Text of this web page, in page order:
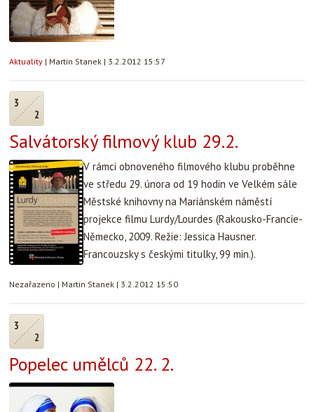
Aktuality | Martin Stanek | 3.2.2012 15:57
3
2
Salvátorský filmový klub 29.2.
V rámci obnoveného filmového klubu proběhne
ve středu 29. února od 19 hodin ve Velkém sále
Městské knihovny na Mariánském náměstí
projekce filmu Lurdy/Lourdes (Rakousko-Francie-
Německo, 2009. Režie: Jessica Hausner.
Francouzsky s českými titulky, 99 min.).
Nezařazeno | Martin Stanek | 3.2.2012 15:50
3
2
Popelec umělců 22. 2.